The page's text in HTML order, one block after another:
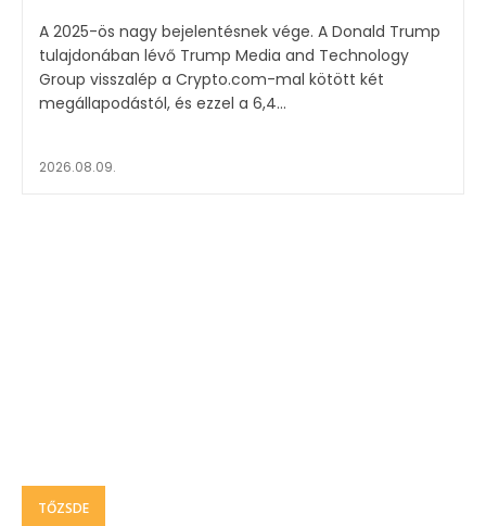
A 2025-ös nagy bejelentésnek vége. A Donald Trump
tulajdonában lévő Trump Media and Technology
Group visszalép a Crypto.com-mal kötött két
megállapodástól, és ezzel a 6,4...
2026.08.09.
TŐZSDE